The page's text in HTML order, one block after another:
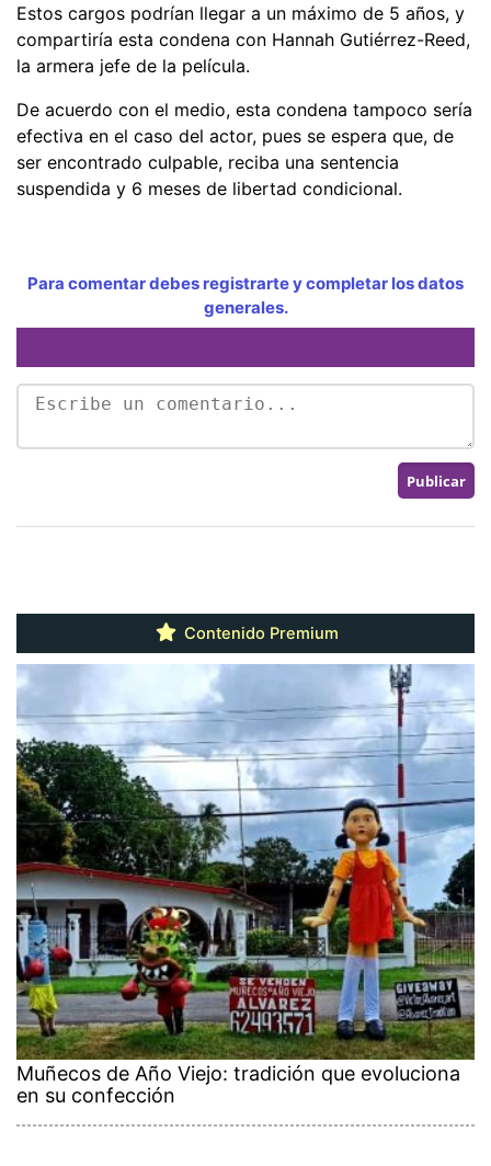
Estos cargos podrían llegar a un máximo de 5 años, y
compartiría esta condena con Hannah Gutiérrez-Reed,
la armera jefe de la película.
De acuerdo con el medio, esta condena tampoco sería
efectiva en el caso del actor, pues se espera que, de
ser encontrado culpable, reciba una sentencia
suspendida y 6 meses de libertad condicional.
Para comentar debes registrarte y completar los datos
generales.
Contenido Premium
Muñecos de Año Viejo: tradición que evoluciona
en su confección